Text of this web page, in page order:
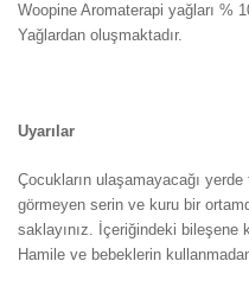
Woopine Aromaterapi yağları %
Yağlardan oluşmaktadır.
Uyarılar
Çocukların ulaşamayacağı yerde
görmeyen serin ve kuru bir
saklayınız. İçeriğindeki bileşene
Hamile ve bebeklerin